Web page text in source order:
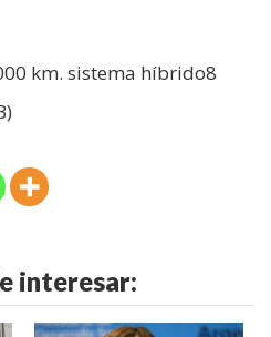
km. sistema híbrido8
interesar: